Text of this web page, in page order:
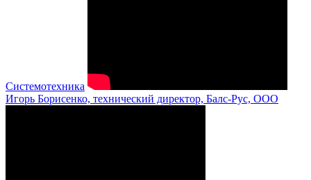
Системотехника
Игорь Борисенко, технический директор, Балс-Рус, ООО